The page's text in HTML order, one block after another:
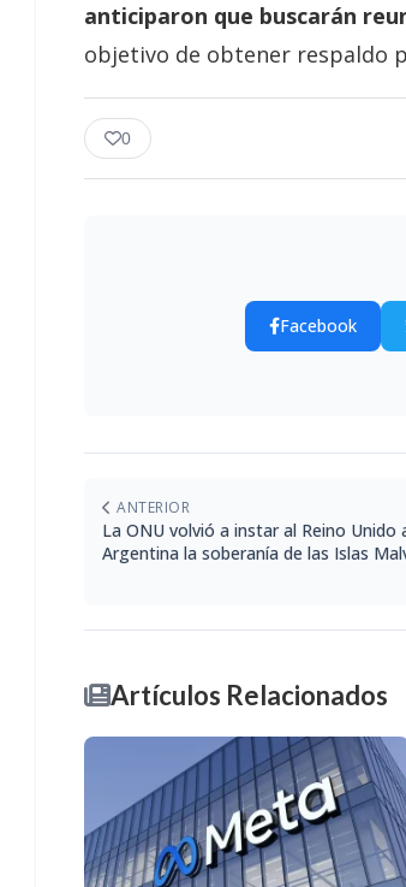
anticiparon que buscarán
objetivo de obtener respaldo
0
Facebook
ANTERIOR
La ONU volvió a instar al Reino Unido
Argentina la soberanía de las Islas
Artículos Relacionados